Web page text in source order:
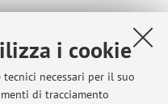
i cookie
necessari per il suo
di tracciamento